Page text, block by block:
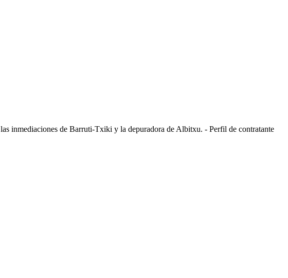
inmediaciones de Barruti-Txiki y la depuradora de Albitxu. - Perfil de contratante